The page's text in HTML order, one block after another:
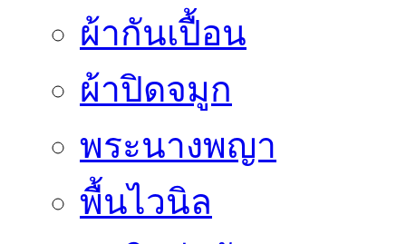
ผ้ากันเปื้อน
ผ้าปิดจมูก
พระนางพญา
พื้นไวนิล